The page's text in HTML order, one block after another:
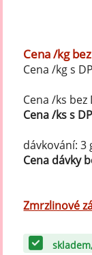
Cena /kg
Cena /kg s
Cena /ks bez
Cena /ks s
dávkování: 3
Cena dávky
Zmrzlinové